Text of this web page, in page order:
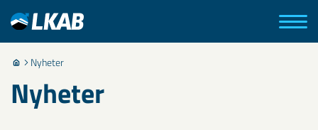
Nyheter
Nyheter